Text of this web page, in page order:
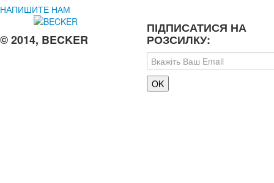
НАПИШИТЕ НАМ
© 2014, BECKER
ПІДПИСАТИСЯ НА
РОЗСИЛКУ: